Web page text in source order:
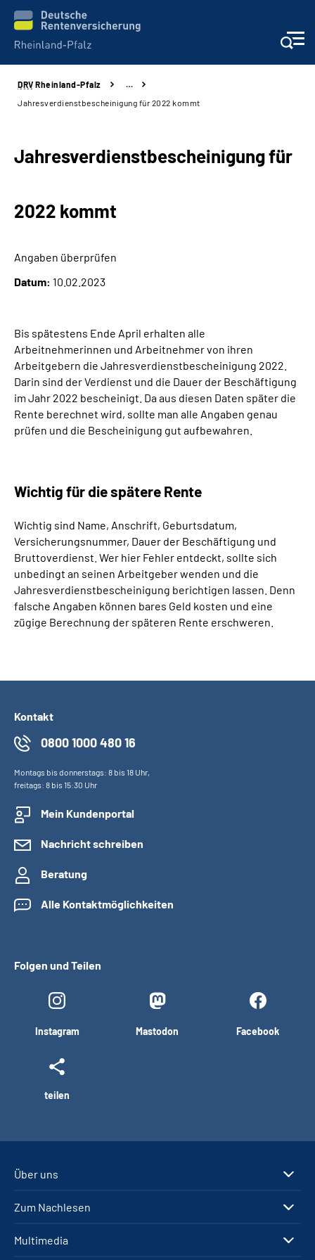
Unsere Leistungen
Karriere
Über uns
Leichte Sprache
Suche
DRV Rheinland-Pfalz
…
Jahresverdienstbescheinigung für 2022 kommt
Jahresverdienstbescheinigung für
2022 kommt
Angaben überprüfen
Datum: 10.02.2023
Bis spätestens Ende April erhalten alle
Arbeitnehmerinnen und Arbeitnehmer von ihren
Arbeitgebern die Jahresverdienstbescheinigung 2022.
Darin sind der Verdienst und die Dauer der Beschäftigung
im Jahr 2022 bescheinigt. Da aus diesen Daten später die
Rente berechnet wird, sollte man alle Angaben genau
prüfen und die Bescheinigung gut aufbewahren.
Wichtig für die spätere Rente
Wichtig sind Name, Anschrift, Geburtsdatum,
Versicherungsnummer, Dauer der Beschäftigung und
Bruttoverdienst. Wer hier Fehler entdeckt, sollte sich
unbedingt an seinen Arbeitgeber wenden und die
Jahresverdienstbescheinigung berichtigen lassen. Denn
falsche Angaben können bares Geld kosten und eine
zügige Berechnung der späteren Rente erschweren.
Kontakt
0800 1000 480 16
Montags bis donnerstags: 8 bis 18 Uhr,
freitags: 8 bis 15:30 Uhr
Mein Kundenportal
Nachricht schreiben
Beratung
Alle Kontaktmöglichkeiten
Folgen und Teilen
Instagram Mastodon Facebook
teilen
Über uns
Zum Nachlesen
Multimedia